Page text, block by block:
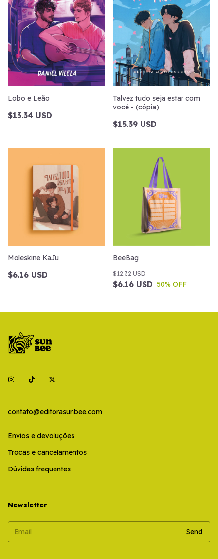
Lobo e Leão
$13.34 USD
Talvez tudo seja estar com
você - (cópia)
$15.39 USD
Moleskine KaJu
$6.16 USD
BeeBag
$6.16 USD
$12.32 USD
50% OFF
contato@editorasunbee.com
Envios e devoluções
Trocas e cancelamentos
Dúvidas frequentes
Newsletter